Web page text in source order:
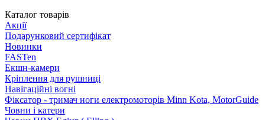
Каталог товарів
Акції
Подарунковий сертифікат
Новинки
FASTen
Екшн-камери
Кріплення для рушниці
Навігаційні вогні
Фіксатор - тримач ноги електромоторів Minn Kota, MotorGuide
Човни і катери